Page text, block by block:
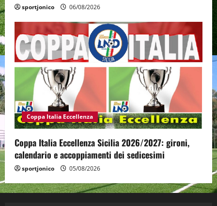
sportjonico 06/08/2026
Coppa Italia Eccellenza
Coppa Italia Eccellenza Sicilia 2026/2027: gironi,
calendario e accoppiamenti dei sedicesimi
sportjonico 05/08/2026